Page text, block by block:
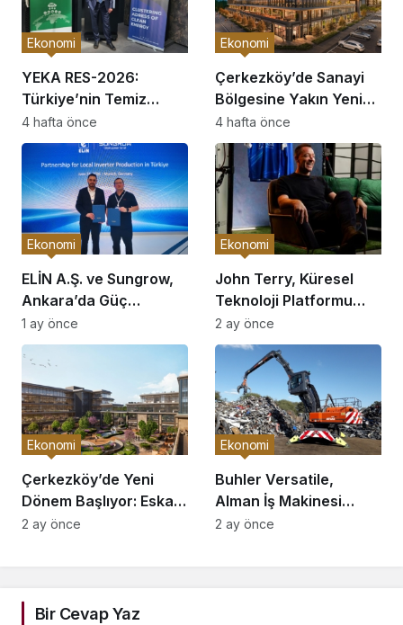
YEKA RES-2026:
Türkiye’nin Temiz
Enerji Üretim Üssü
Olma Fırsatı
Ekonomi
4 hafta önce
Çerkezköy’de Sanayi
Bölgesine Yakın Yeni
Ofis Bloğu Satışa
Sunuldu: Fiyatlar ve
Ödeme Koşulları
Belirlendi
Ekonomi
4 hafta önce
ELİN A.Ş. ve Sungrow,
Ankara’da Güç
Elektroniği Üretimi İçin
Stratejik Ortaklık Kurdu
Ekonomi
1 ay önce
John Terry, Küresel
Teknoloji Platformu
OnsaFX ile Stratejik
Ortaklık Kurdu
Ekonomi
2 ay önce
Çerkezköy’de Yeni
Dönem Başlıyor: Eska
Edition Kent Etabı
Ekonomi
2 ay önce
Buhler Versatile,
Alman İş Makinesi
Üreticisi ATLAS’ı
Ekonomi
2 ay önce
Bir Cevap Yaz